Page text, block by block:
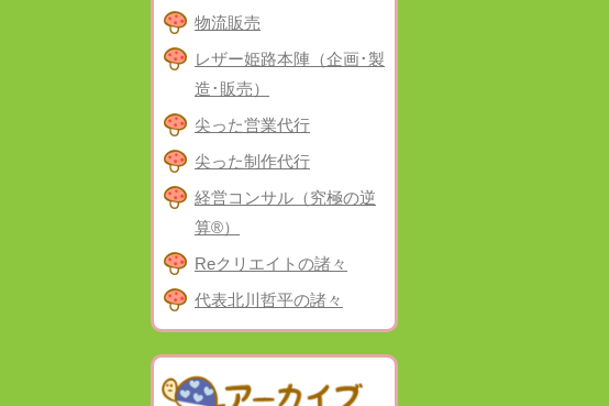
物流販売
レザー姫路本陣（企画･製
造･販売）
尖った営業代行
尖った制作代行
経営コンサル（究極の逆
算®）
Reクリエイトの諸々
代表北川哲平の諸々